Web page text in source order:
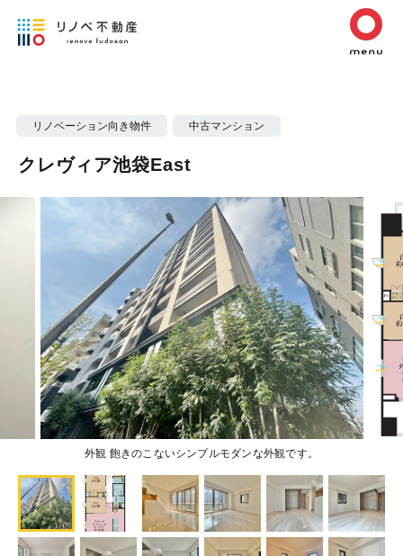
リノベーション向き物件 中古マンション
クレヴィア池袋East
外観 飽きのこないシンプルモダンな外観です。